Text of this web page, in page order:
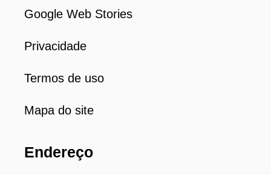
Google Web Stories
Privacidade
Termos de uso
Mapa do site
Endereço